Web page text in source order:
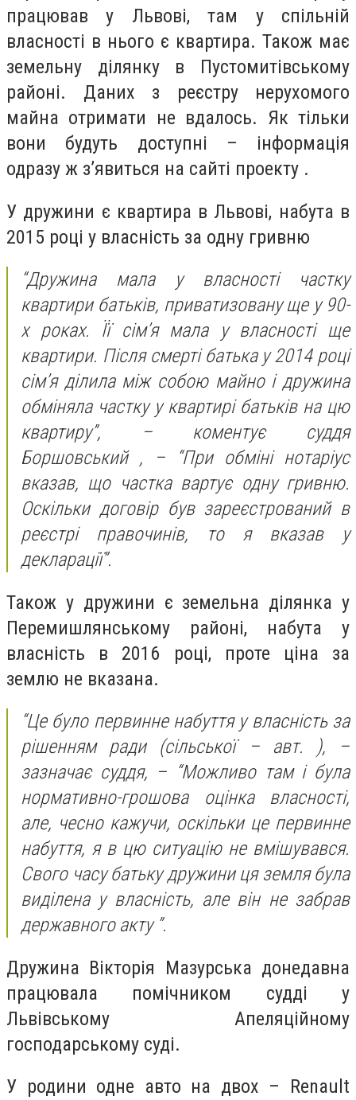
працював у Львові, там у спільній
власності в нього є квартира. Також має
земельну ділянку в Пустомитівському
районі. Даних з реєстру нерухомого
майна отримати не вдалось. Як тільки
вони будуть доступні – інформація
одразу ж з’явиться на сайті проекту .
У дружини є квартира в Львові, набута в
2015 році у власність за одну гривню
“Дружина мала у власності частку
квартири батьків, приватизовану ще у 90-
х роках. Її сім’я мала у власності ще
квартири. Після смерті батька у 2014 році
сім’я ділила між собою майно і дружина
обміняла частку у квартирі батьків на цю
квартиру”, – коментує суддя
Боршовський , – “При обміні нотаріус
вказав, що частка вартує одну гривню.
Оскільки договір був зареєстрований в
реєстрі правочинів, то я вказав у
декларації”.
Також у дружини є земельна ділянка у
Перемишлянському районі, набута у
власність в 2016 році, проте ціна за
землю не вказана.
“Це було первинне набуття у власність за
рішенням ради (сільської – авт. ), –
зазначає суддя, – “Можливо там і була
нормативно-грошова оцінка власності,
але, чесно кажучи, оскільки це первинне
набуття, я в цю ситуацію не вмішувався.
Свого часу батьку дружини ця земля була
виділена у власність, але він не забрав
державного акту ”.
Дружина Вікторія Мазурська донедавна
працювала помічником судді у
Львівському Апеляційному
господарському суді.
У родини одне авто на двох – Renault